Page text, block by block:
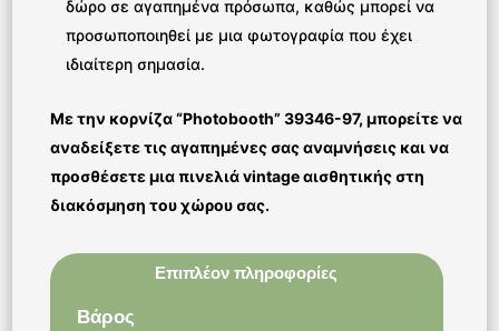
δώρο σε αγαπημένα πρόσωπα, καθώς μπορεί να
προσωποποιηθεί με μια φωτογραφία που έχει
ιδιαίτερη σημασία.
Με την κορνίζα “Photobooth” 39346-97, μπορείτε να
αναδείξετε τις αγαπημένες σας αναμνήσεις και να
προσθέσετε μια πινελιά vintage αισθητικής στη
διακόσμηση του χώρου σας.
Επιπλέον πληροφορίες
Βάρος